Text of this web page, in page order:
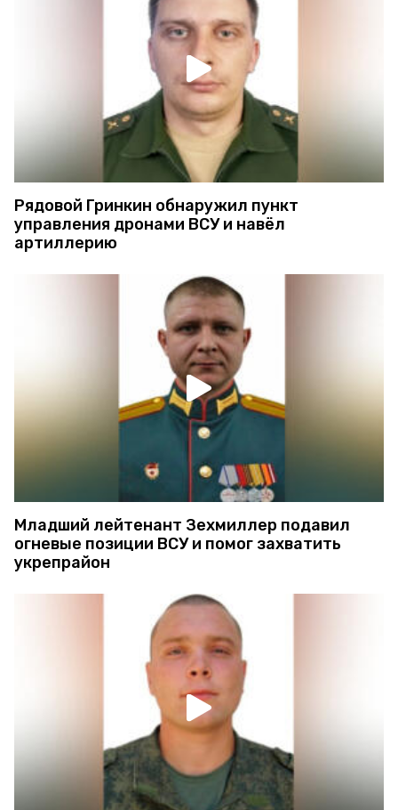
Рядовой Гринкин обнаружил пункт
управления дронами ВСУ и навёл
артиллерию
Младший лейтенант Зехмиллер подавил
огневые позиции ВСУ и помог захватить
укрепрайон